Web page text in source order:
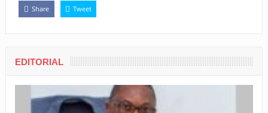
Share Tweet
EDITORIAL